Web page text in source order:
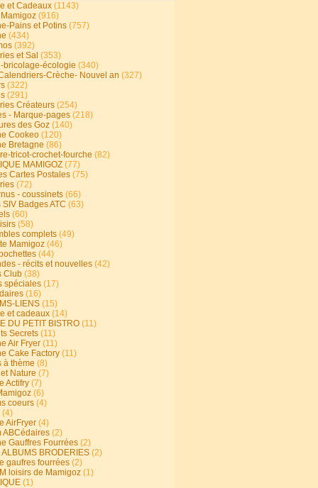
et Cadeaux (1143)
(916)
Pains et Potins (757)
(434)
(392)
et Sal (353)
bricolage-écologie (340)
Crèche- Nouvel an (327)
(322)
(291)
Créateurs (254)
- Marque-pages (218)
des Goz (140)
Cookeo (120)
Bretagne (86)
tricot-crochet-fourche (82)
MAMIGOZ (77)
Cartes Postales (75)
(72)
- coussinets (66)
Badges ATC (63)
(60)
(58)
complets (49)
Mamigoz (46)
(44)
- récits et nouvelles (42)
Club (38)
spéciales (17)
(16)
LIENS (15)
et cadeaux (14)
DU PETIT BISTRO (11)
Secrets (11)
Air Fryer (11)
Cake Factory (11)
à thème (8)
Nature (7)
Actifry (7)
(6)
coeurs (4)
(4)
AirFryer (4)
ABCédaires (2)
Gauffres Fourrées (2)
ALBUMS BRODERIES (2)
gaufres fourrées (2)
loisirs de Mamigoz (1)
(1)